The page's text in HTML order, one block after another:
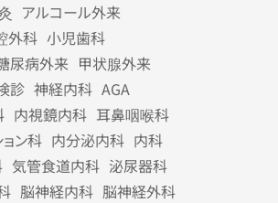
アルコール外来
外科 小児歯科
尿病外来 甲状腺外来
診 神経内科 AGA
内視鏡内科 耳鼻咽喉科
ン科 内分泌内科 内科
気管食道内科 泌尿器科
脳神経内科 脳神経外科